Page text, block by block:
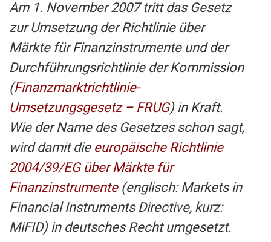
Am 1. November 2007 tritt das Gesetz
zur Umsetzung der Richtlinie über
Märkte für Finanzinstrumente und der
Durchführungsrichtlinie der Kommission
(Finanzmarktrichtlinie-
Umsetzungsgesetz – FRUG) in Kraft.
Wie der Name des Gesetzes schon sagt,
wird damit die europäische Richtlinie
2004/39/EG über Märkte für
Finanzinstrumente(englisch: Markets in
Financial Instruments Directive, kurz:
MiFID) in deutsches Recht umgesetzt.